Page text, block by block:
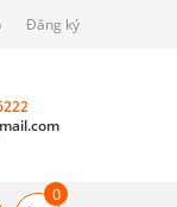
Đăng ký
0